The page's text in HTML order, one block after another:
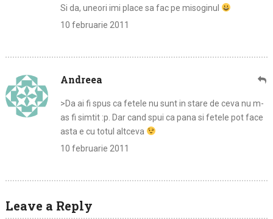
Si da, uneori imi place sa fac pe misoginul
10 februarie 2011
Andreea
>Da ai fi spus ca fetele nu sunt in stare de ceva nu m-
as fi simtit :p. Dar cand spui ca pana si fetele pot face
asta e cu totul altceva
10 februarie 2011
Leave a Reply